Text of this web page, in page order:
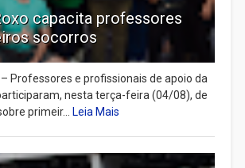
capacita professores
socorros
– Professores e profissionais de apoio da
nesta terça-feira (04/08), de
primeir... Leia Mais